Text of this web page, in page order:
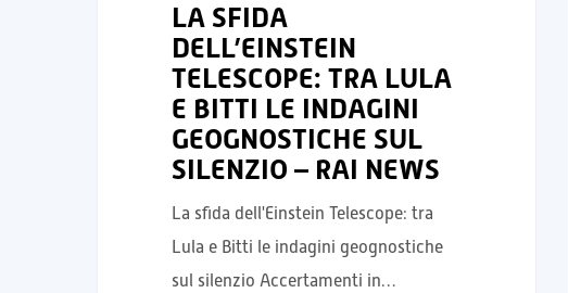
LA SFIDA
DELL’EINSTEIN
TELESCOPE: TRA LULA
E BITTI LE INDAGINI
GEOGNOSTICHE SUL
SILENZIO – RAI NEWS
La sfida dell'Einstein Telescope: tra
Lula e Bitti le indagini geognostiche
sul silenzio Accertamenti in…